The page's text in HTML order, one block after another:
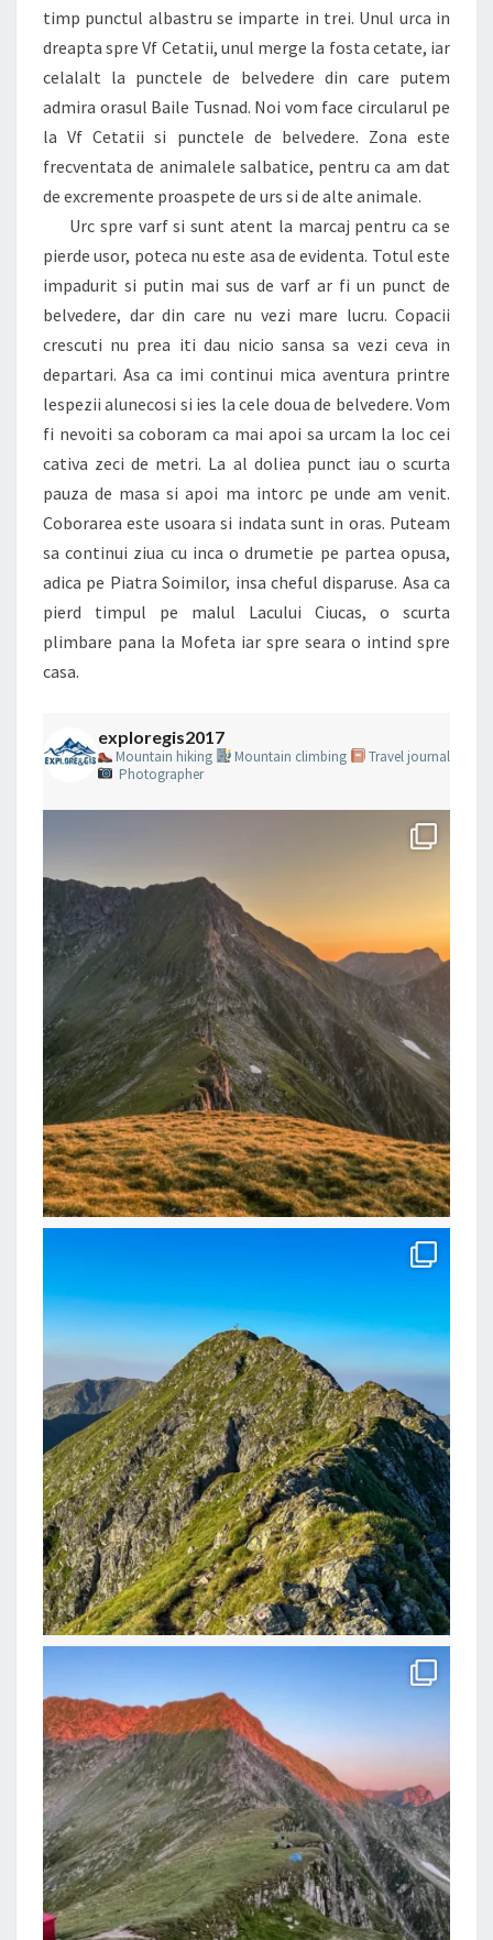
timp punctul albastru se imparte in trei. Unul urca in
dreapta spre Vf Cetatii, unul merge la fosta cetate, iar
celalalt la punctele de belvedere din care putem
admira orasul Baile Tusnad. Noi vom face circularul pe
la Vf Cetatii si punctele de belvedere. Zona este
frecventata de animalele salbatice, pentru ca am dat
de excremente proaspete de urs si de alte animale.
Urc spre varf si sunt atent la marcaj pentru ca se
pierde usor, poteca nu este asa de evidenta. Totul este
impadurit si putin mai sus de varf ar fi un punct de
belvedere, dar din care nu vezi mare lucru. Copacii
crescuti nu prea iti dau nicio sansa sa vezi ceva in
departari. Asa ca imi continui mica aventura printre
lespezii alunecosi si ies la cele doua de belvedere. Vom
fi nevoiti sa coboram ca mai apoi sa urcam la loc cei
cativa zeci de metri. La al doliea punct iau o scurta
pauza de masa si apoi ma intorc pe unde am venit.
Coborarea este usoara si indata sunt in oras. Puteam
sa continui ziua cu inca o drumetie pe partea opusa,
adica pe Piatra Soimilor, insa cheful disparuse. Asa ca
pierd timpul pe malul Lacului Ciucas, o scurta
plimbare pana la Mofeta iar spre seara o intind spre
casa.
exploregis2017
Mountain hiking Mountain climbing
Travel journal
Photographer